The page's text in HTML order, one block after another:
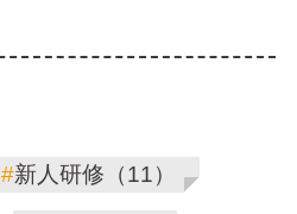
#新人研修（11）